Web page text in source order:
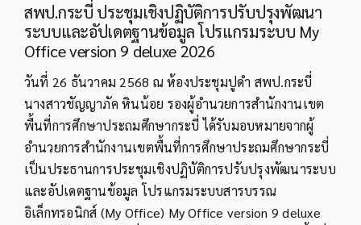
สพป.กระบี่ ประชุมเชิงปฏิบัติการปรับปรุงพัฒนา
ระบบและอัปเดตฐานข้อมูล โปรแกรมระบบ My
Office version 9 deluxe 2026
วันที่ 26 ธันวาคม 2568 ณ ห้องประชุมปูดำ สพป.กระบี่
นางสาวชัญญาภัค หินน้อย รองผู้อำนวยการสำนักงานเขต
พื้นที่การศึกษาประถมศึกษากระบี่ ได้รับมอบหมายจากผู้
อำนวยการสำนักงานเขตพื้นที่การศึกษาประถมศึกษากระบี่
เป็นประธานการประชุมเชิงปฏิบัติการปรับปรุงพัฒนาระบบ
และอัปเดตฐานข้อมูล โปรแกรมระบบสารบรรณ
อิเล็กทรอนิกส์ (My Office) My Office version 9 deluxe